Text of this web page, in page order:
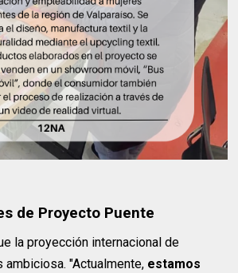
de Proyecto Puente
la proyección internacional de
ambiciosa. "Actualmente, estamos